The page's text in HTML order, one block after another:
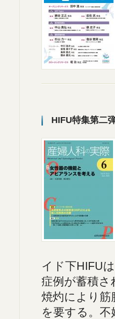
HIFU特集第二
イド下HIFU
症例が蓄積さ
焼灼により筋
を要する。